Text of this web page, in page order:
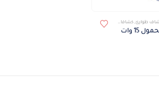
طوارئ , كشافات كشافات محموله
وات